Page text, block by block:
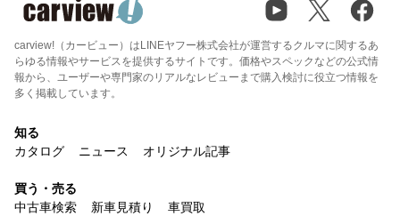
carview!（カービュー）はLINEヤフー株式会社が運営するクルマに関するあ
らゆる情報やサービスを提供するサイトです。価格やスペックなどの公式情
報から、ユーザーや専門家のリアルなレビューまで購入検討に役立つ情報を
多く掲載しています。
知る
カタログ
ニュース オリジナル記事
買う・売る
中古車検索
新車見積り 車買取